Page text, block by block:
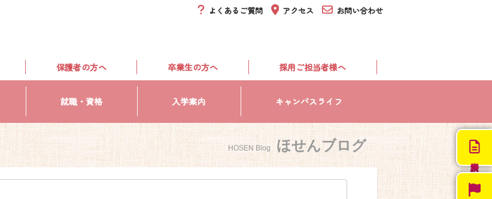
保護者の方へ 卒業生の方へ 採用ご担当者様へ
就職・資格 入学案内 キャンパスライフ
よくあるご質問 アクセス お問い合わせ
HOSEN Blog ほせんブログ